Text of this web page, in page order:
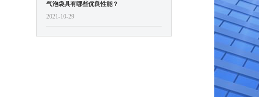
气泡袋具有哪些优良性能？
2021-10-29